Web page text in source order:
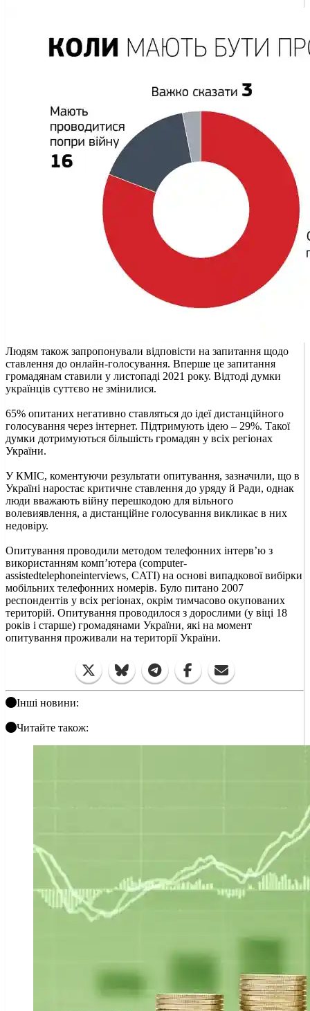
Людям також запропонували відповісти на запитання щодо
ставлення до онлайн-голосування. Вперше це запитання
громадянам ставили у листопаді 2021 року. Відтоді думки
українців суттєво не змінилися.
65% опитаних негативно ставляться до ідеї дистанційного
голосування через інтернет. Підтримують ідею – 29%. Такої
думки дотримуються більшість громадян у всіх регіонах
України.
У КМІС, коментуючи результати опитування, зазначили, що в
Україні наростає критичне ставлення до уряду й Ради, однак
люди вважають війну перешкодою для вільного
волевиявлення, а дистанційне голосування викликає в них
недовіру.
Опитування проводили методом телефонних інтерв’ю з
використанням комп’ютера (computer-
assistedtelephoneinterviews, CATI) на основі випадкової вибірки
мобільних телефонних номерів. Було питано 2007
респондентів у всіх регіонах, окрім тимчасово окупованих
територій. Опитування проводилося з дорослими (у віці 18
років і старше) громадянами України, які на момент
опитування проживали на території України.
Інші новини:
Читайте також: